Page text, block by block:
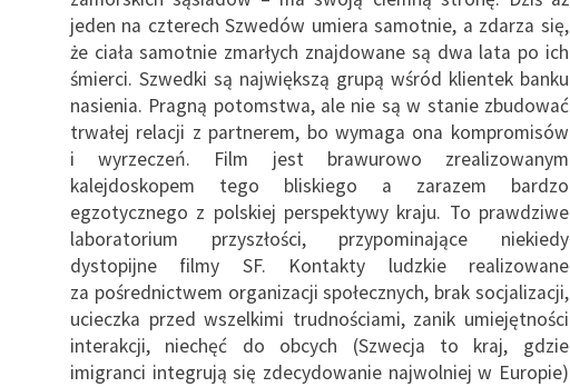
jeden na czterech Szwedów umiera samotnie, a zdarza się,
że ciała samotnie zmarłych znajdowane są dwa lata po ich
śmierci. Szwedki są największą grupą wśród klientek banku
nasienia. Pragną potomstwa, ale nie są w stanie zbudować
trwałej relacji z partnerem, bo wymaga ona kompromisów
i wyrzeczeń. Film jest brawurowo zrealizowanym
kalejdoskopem tego bliskiego a zarazem bardzo
egzotycznego z polskiej perspektywy kraju. To prawdziwe
laboratorium przyszłości, przypominające niekiedy
dystopijne filmy SF. Kontakty ludzkie realizowane
za pośrednictwem organizacji społecznych, brak socjalizacji,
ucieczka przed wszelkimi trudnościami, zanik umiejętności
interakcji, niechęć do obcych (Szwecja to kraj, gdzie
imigranci integrują się zdecydowanie najwolniej w Europie)